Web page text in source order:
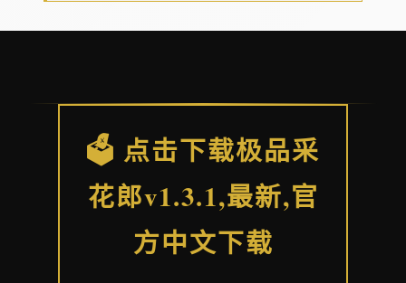
🗳️ 点击下载极品采
花郎v1.3.1,最新,官
方中文下载